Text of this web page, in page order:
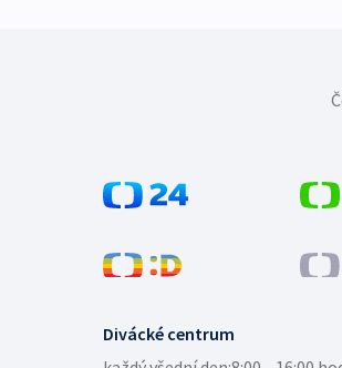
Divácké centrum